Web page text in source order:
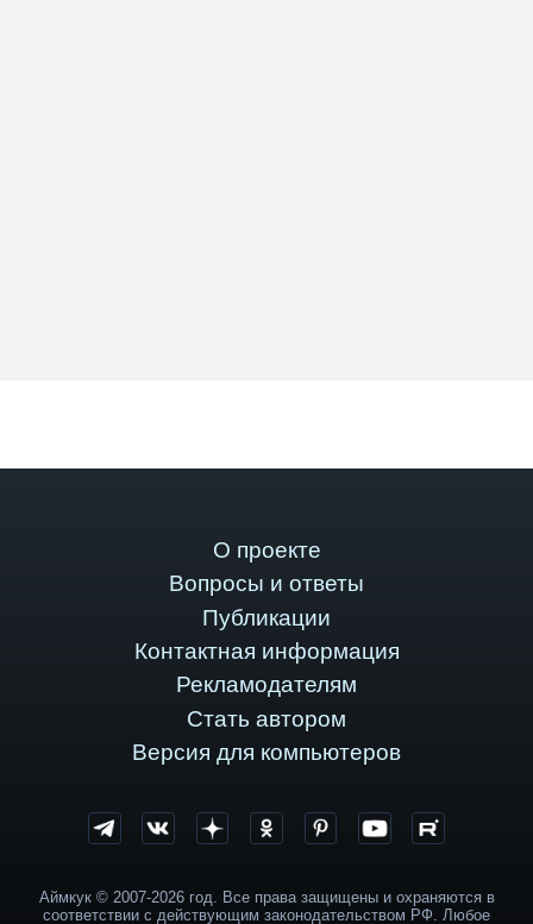
О проекте
Вопросы и ответы
Публикации
Контактная информация
Рекламодателям
Стать автором
Версия для компьютеров
Аймкук © 2007-2026 год. Все права защищены и охраняются в
соответствии с действующим законодательством РФ. Любое